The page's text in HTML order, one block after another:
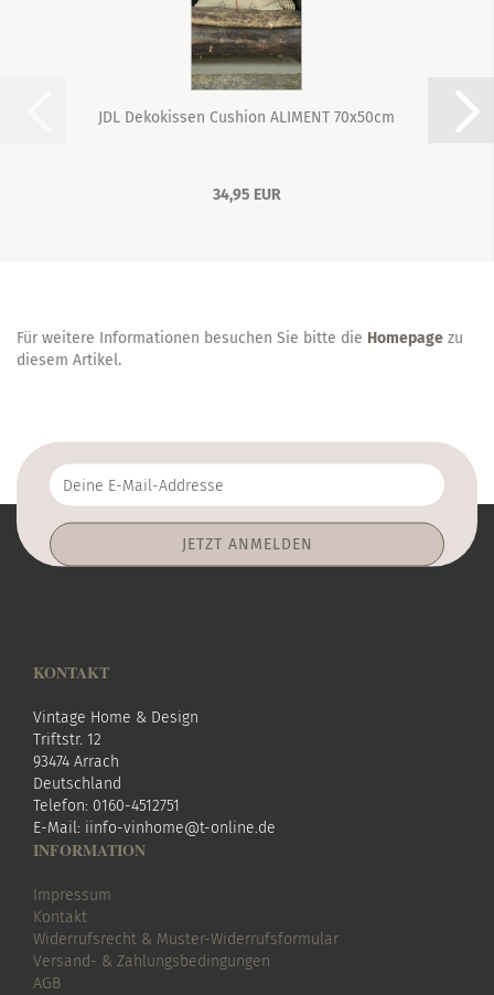
JDL Dekokissen Cushion ALIMENT 70x50cm
34,95 EUR
Für weitere Informationen besuchen Sie bitte die Homepage zu
diesem Artikel.
Deine
E-
Addresse
KONTAKT
Vintage Home & Design
Triftstr. 12
93474 Arrach
Deutschland
Telefon: 0160-4512751
E-Mail: iinfo-vinhome@t-online.de
INFORMATION
Impressum
Kontakt
Widerrufsrecht & Muster-Widerrufsformular
Versand- & Zahlungsbedingungen
AGB